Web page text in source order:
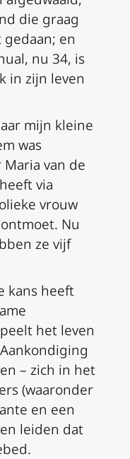
die graag
en
nu 34, is
in zijn leven
mijn kleine
was
van de
via
vrouw
Nu
ze vijf
kans heeft
het leven
– zich in het
(waaronder
en een
leiden dat